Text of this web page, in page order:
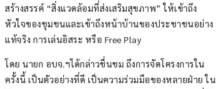
สร้างสรรค์ “สิ่งแวดล้อมที่ส่งเสริมสุขภาพ” ให้เข้าถึง
หัวใจของชุมชนและเข้าถึงหน้าบ้านของประชาชนอย่าง
แท้จริง การเล่นอิสระ หรือ Free Play
โดย นายก อบจ.ฯได้กล่าวชื่นชม ถึงการจัดโครงการใน
ครั้งนี้ เป็นตัวอย่างที่ดี เป็นความร่วมมือของหลายฝ่าย ใน